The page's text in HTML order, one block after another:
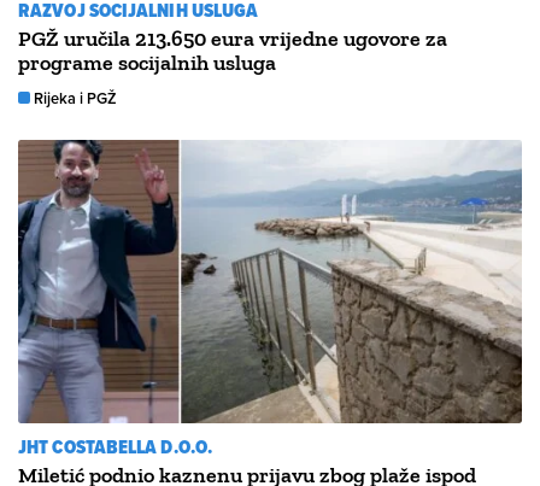
RAZVOJ SOCIJALNIH USLUGA
PGŽ uručila 213.650 eura vrijedne ugovore za
programe socijalnih usluga
Rijeka i PGŽ
JHT COSTABELLA D.O.O.
Miletić podnio kaznenu prijavu zbog plaže ispod